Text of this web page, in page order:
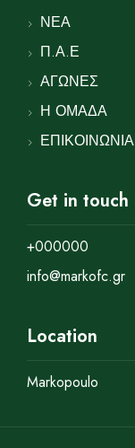
ΝΕΑ
Π.Α.Ε
ΑΓΩΝΕΣ
Η ΟΜΑΔΑ
ΕΠΙΚΟΙΝΩΝΙΑ
Get in touch
+000000
info@markofc.gr
Location
Markopoulo